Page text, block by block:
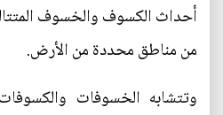
أحداث الكسوف والخسوف
من مناطق محددة من الأرض.
وتتشابه الخسوفات